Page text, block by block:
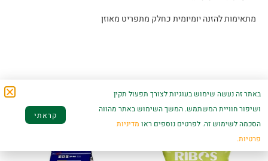
מתאימות להזנה יומיומית כחלק מתפריט מאוזן
מוצרים קשורים
באתר זה נעשה שימוש בעוגיות לצורך תפעול תקין
ושיפור חוויית המשתמש. המשך השימוש באתר מהווה
הסכמה לשימוש זה. לפרטים נוספים ראו מדיניות
פרטיות.
קראתי